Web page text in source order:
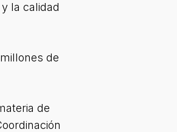
la calidad
de
de